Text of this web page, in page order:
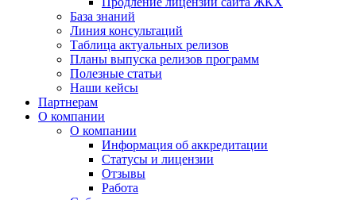
База знаний
Линия консультаций
Таблица актуальных релизов
Планы выпуска релизов программ
Полезные статьи
Наши кейсы
Партнерам
О компании
О компании
Информация об аккредитации
Статусы и лицензии
Отзывы
Работа